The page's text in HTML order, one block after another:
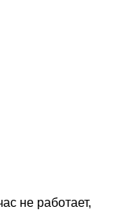
не работает,